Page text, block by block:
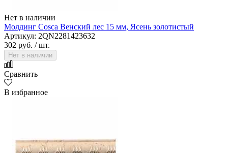
Нет в наличии
Молдинг Cosca Венский лес 15 мм, Ясень золотистый
Артикул: 2QN2281423632
302 руб. / шт.
Нет в наличии
Сравнить
В избранное